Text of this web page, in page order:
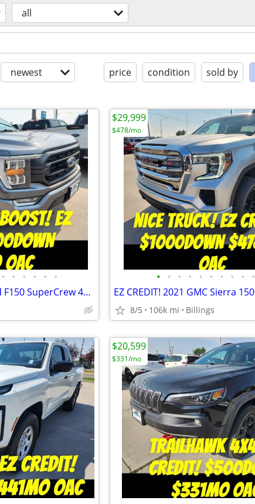
all
newest price condition sold by
• • • • • •
POWERBOOST! 2022 Ford F150 SuperCrew 4x4 $500Down $499mo OAC
• • • • • • • • • •
8/5 106k mi Billings
$29,999
$478/mo
$20,599
$331/mo